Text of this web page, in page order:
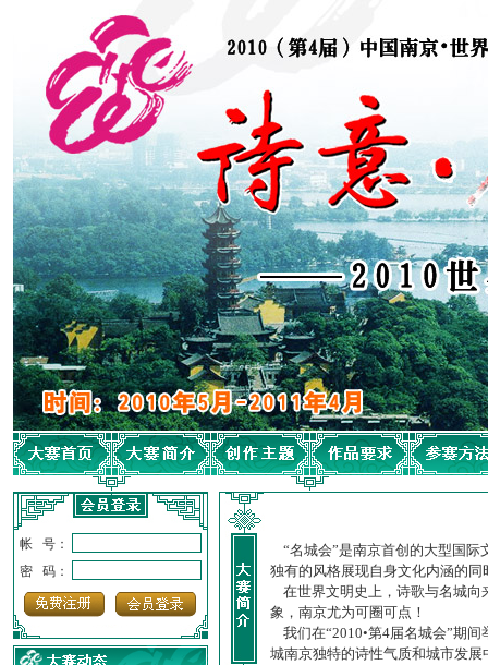
帐 号：
密 码：
“名城会”是南京首创的大型国际
独有的风格展现自身文化内涵的
在世界文明史上，诗歌与名城向
象，南京尤为可圈可点！
我们在“2010•第4届名城会”期
城南京独特的诗性气质和城市发